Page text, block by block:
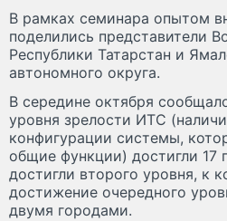
В рамках семинара опытом
поделились представители
Республики Татарстан и
автономного округа.
В середине октября
уровня зрелости ИТС
конфигурации системы,
общие функции) достигли 17
достигли второго уровня, к
достижение очередного
двумя городами.